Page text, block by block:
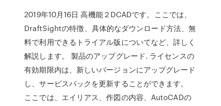
2019年10月16日 高機能２DCADです。ここでは、
DraftSightの特徴、具体的なダウンロード方法、無
料で利用できるトライアル版についてなど、詳しく
解説します。 製品のアップグレード. ライセンスの
有効期限内は、新しいバージョンにアップグレード
し、サービスパックを更新することができます。
ここでは、エイリアス、作図の内容、AutoCADの